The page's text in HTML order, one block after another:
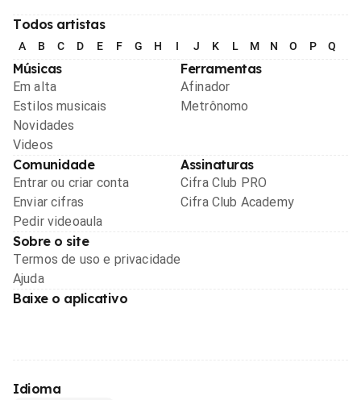
Todos artistas
A B C D E F G H I J K L M N O P Q
Músicas
Em alta
Estilos musicais
Novidades
Videos
Ferramentas
Afinador
Metrônomo
Comunidade
Entrar ou criar conta
Enviar cifras
Pedir videoaula
Assinaturas
Cifra Club PRO
Cifra Club Academy
Sobre o site
Termos de uso e privacidade
Ajuda
Baixe o aplicativo
Idioma